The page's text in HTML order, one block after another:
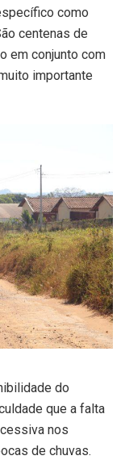
como
centenas de
em conjunto com
importante
do
que a falta
nos
de chuvas.